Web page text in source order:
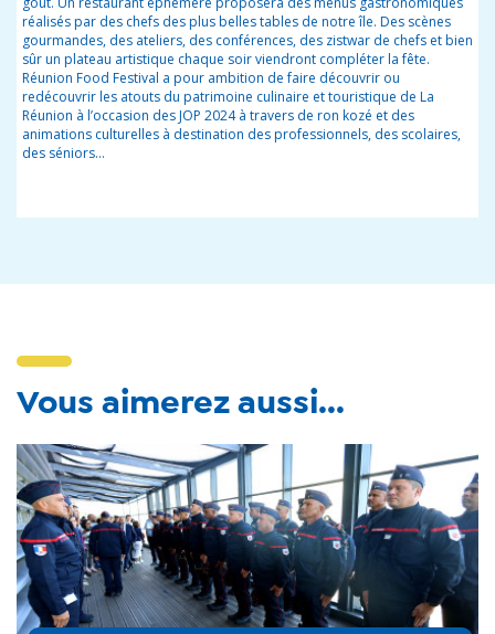
réalisés par des chefs des plus belles tables de notre île. Des scènes
gourmandes, des ateliers, des conférences, des zistwar de chefs et bien
sûr un plateau artistique chaque soir viendront compléter la fête.
Réunion Food Festival a pour ambition de faire découvrir ou
redécouvrir les atouts du patrimoine culinaire et touristique de La
Réunion à l’occasion des JOP 2024 à travers de ron kozé et des
animations culturelles à destination des professionnels, des scolaires,
des séniors…
Vous aimerez aussi...